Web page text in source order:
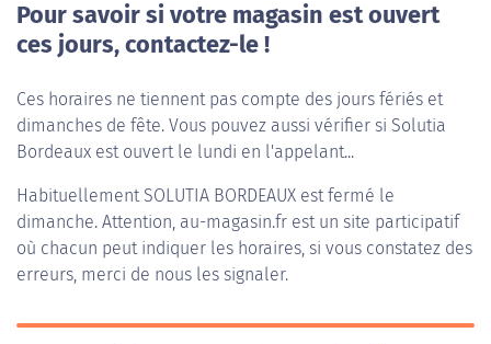
Pour savoir si votre magasin est ouvert
ces jours, contactez-le !
Ces horaires ne tiennent pas compte des jours fériés et
dimanches de fête. Vous pouvez aussi vérifier si Solutia
Bordeaux est ouvert le lundi en l'appelant...
HabituellementSOLUTIA BORDEAUX est fermé le
dimanche. Attention, au-magasin.fr est un site participatif
où chacun peut indiquer les horaires, si vous constatez des
erreurs, merci de nous les signaler.